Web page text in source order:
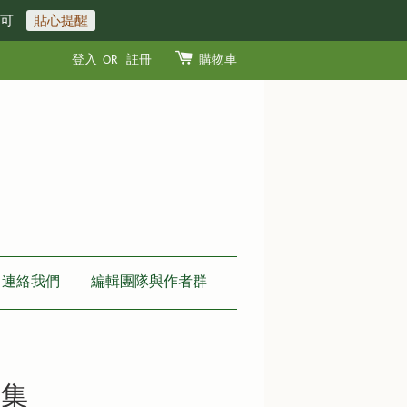
貼心提醒
登入 OR 註冊 購物車
連絡我們 編輯團隊與作者群